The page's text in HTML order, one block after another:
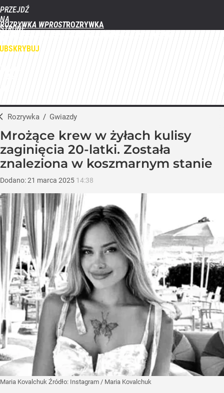
PRZEJDŹ
NA
STRONĘ
WPROST.PL
ROZRYWKA WPROST
Rozrywka / Gwiazdy
Mrożące krew w żyłach kulisy
zaginięcia 20-latki. Została
znaleziona w koszmarnym stanie
Dodano:21 marca 2025 14:38
Maria Kovalchuk Źródło: Instagram / Maria Kovalchuk